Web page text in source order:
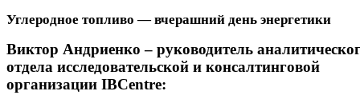
Углеродное топливо — вчерашний день энергетики
Виктор Андриенко – руководитель
отдела исследовательской и консалтинговой
организации IBCentre: